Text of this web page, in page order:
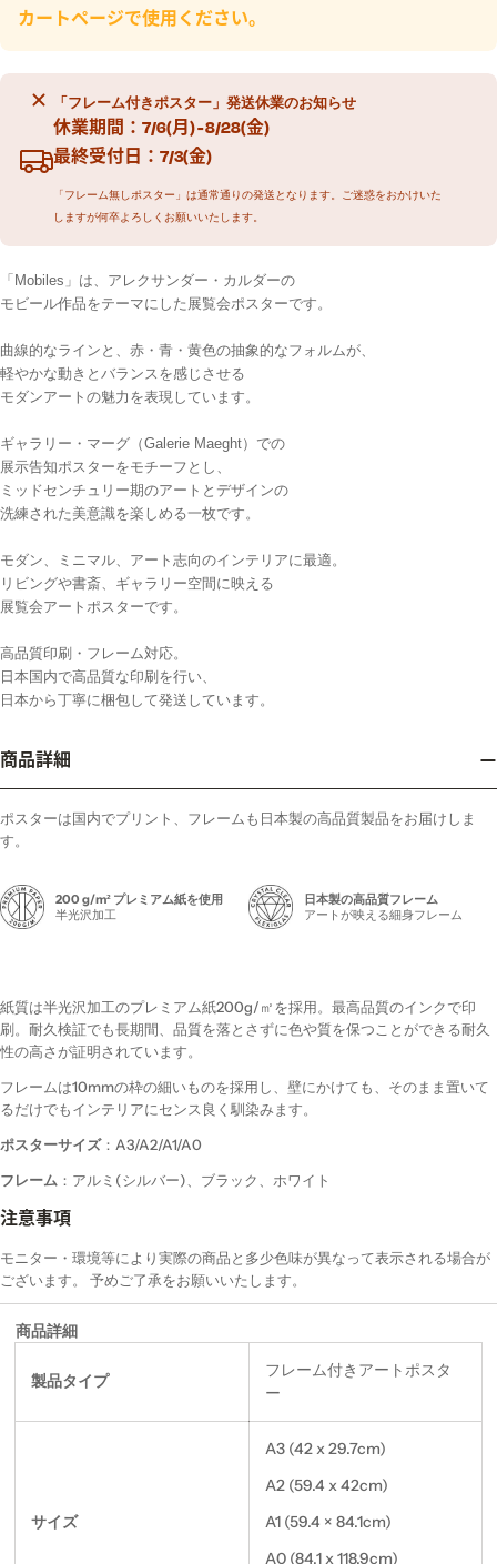
カートページで使用ください。
「フレーム付きポスター」発送休業のお知らせ
休業期間：7/6(月) - 8/28(金)
最終受付日：7/3(金)
「フレーム無しポスター」は通常通りの発送となります。ご迷惑をおかけいた
しますが何卒よろしくお願いいたします。
「Mobiles」は、アレクサンダー・カルダーの
モビール作品をテーマにした展覧会ポスターです。
曲線的なラインと、赤・青・黄色の抽象的なフォルムが、
軽やかな動きとバランスを感じさせる
モダンアートの魅力を表現しています。
ギャラリー・マーグ（Galerie Maeght）での
展示告知ポスターをモチーフとし、
ミッドセンチュリー期のアートとデザインの
洗練された美意識を楽しめる一枚です。
モダン、ミニマル、アート志向のインテリアに最適。
リビングや書斎、ギャラリー空間に映える
展覧会アートポスターです。
高品質印刷・フレーム対応。
日本国内で高品質な印刷を行い、
日本から丁寧に梱包して発送しています。
商品詳細
ポスターは国内でプリント、フレームも日本製の高品質製品をお届けしま
す。
200 g/m² プレミアム紙を使用
半光沢加工
日本製の高品質フレーム
アートが映える細身フレーム
紙質は半光沢加工のプレミアム紙200g/㎡を採用。最高品質のインクで印
刷。耐久検証でも長期間、品質を落とさずに色や質を保つことができる耐久
性の高さが証明されています。
フレームは10mmの枠の細いものを採用し、壁にかけても、そのまま置いて
るだけでもインテリアにセンス良く馴染みます。
ポスターサイズ：A3/A2/A1/A0
フレーム ：アルミ(シルバー)、ブラック、ホワイト
注意事項
モニター・環境等により実際の商品と多少色味が異なって表示される場合が
ございます。 予めご了承をお願いいたします。
商品詳細
製品タイプ
フレーム付きアートポスタ
ー
サイズ
A3 (42 x 29.7cm)
A2 (59.4 x 42cm)
A1 (59.4 × 84.1cm)
A0 (84.1 x 118.9cm)